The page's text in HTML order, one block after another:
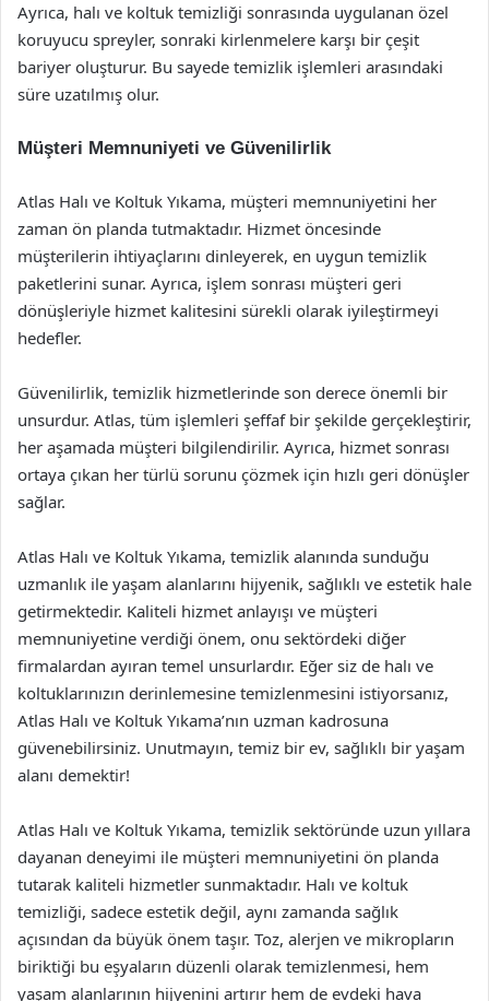
Ayrıca, halı ve koltuk temizliği sonrasında uygulanan özel
koruyucu spreyler, sonraki kirlenmelere karşı bir çeşit
bariyer oluşturur. Bu sayede temizlik işlemleri arasındaki
süre uzatılmış olur.
Müşteri Memnuniyeti ve Güvenilirlik
Atlas Halı ve Koltuk Yıkama, müşteri memnuniyetini her
zaman ön planda tutmaktadır. Hizmet öncesinde
müşterilerin ihtiyaçlarını dinleyerek, en uygun temizlik
paketlerini sunar. Ayrıca, işlem sonrası müşteri geri
dönüşleriyle hizmet kalitesini sürekli olarak iyileştirmeyi
hedefler.
Güvenilirlik, temizlik hizmetlerinde son derece önemli bir
unsurdur. Atlas, tüm işlemleri şeffaf bir şekilde gerçekleştirir,
her aşamada müşteri bilgilendirilir. Ayrıca, hizmet sonrası
ortaya çıkan her türlü sorunu çözmek için hızlı geri dönüşler
sağlar.
Atlas Halı ve Koltuk Yıkama, temizlik alanında sunduğu
uzmanlık ile yaşam alanlarını hijyenik, sağlıklı ve estetik hale
getirmektedir. Kaliteli hizmet anlayışı ve müşteri
memnuniyetine verdiği önem, onu sektördeki diğer
firmalardan ayıran temel unsurlardır. Eğer siz de halı ve
koltuklarınızın derinlemesine temizlenmesini istiyorsanız,
Atlas Halı ve Koltuk Yıkama’nın uzman kadrosuna
güvenebilirsiniz. Unutmayın, temiz bir ev, sağlıklı bir yaşam
alanı demektir!
Atlas Halı ve Koltuk Yıkama, temizlik sektöründe uzun yıllara
dayanan deneyimi ile müşteri memnuniyetini ön planda
tutarak kaliteli hizmetler sunmaktadır. Halı ve koltuk
temizliği, sadece estetik değil, aynı zamanda sağlık
açısından da büyük önem taşır. Toz, alerjen ve mikropların
biriktiği bu eşyaların düzenli olarak temizlenmesi, hem
yaşam alanlarının hijyenini artırır hem de evdeki hava